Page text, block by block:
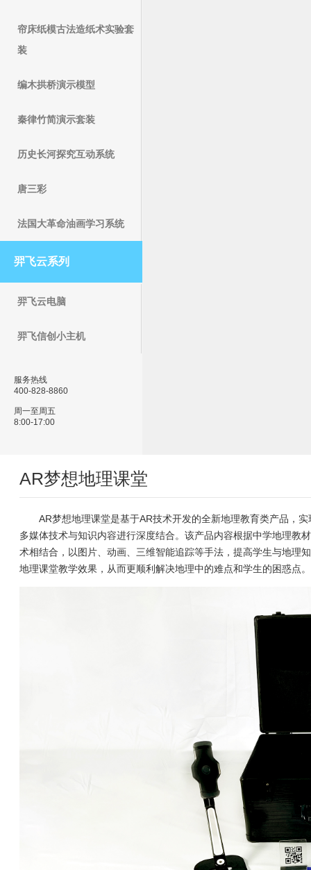
帘床纸模古法造纸术实验套
装
编木拱桥演示模型
秦律竹简演示套装
历史长河探究互动系统
唐三彩
法国大革命油画学习系统
羿飞云系列
羿飞云电脑
羿飞信创小主机
服务热线
400-828-8860
周一至周五
8:00-17:00
AR梦想地理课堂
AR梦想地理课堂是基于AR技术开发的全新地理教育类产品，实
多媒体技术与知识内容进行深度结合。该产品内容根据中学地理教
术相结合，以图片、动画、三维智能追踪等手法，提高学生与地理
地理课堂教学效果，从而更顺利解决地理中的难点和学生的困惑点。